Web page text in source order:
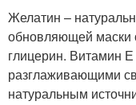
Желатин –
обновляющей маски
глицерин. Витамин
разглаживающими
натуральным